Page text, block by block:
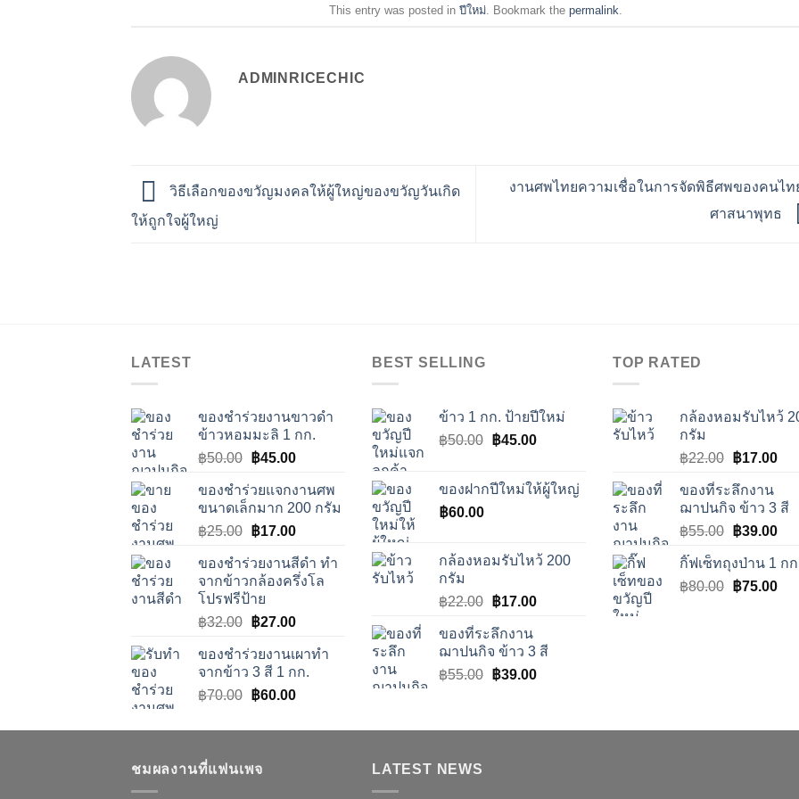
This entry was posted in ปีใหม่. Bookmark the permalink
ADMINRICECHIC
วิธีเลือกของขวัญมงคลให้ผู้ใหญ่ของขวัญวันเกิด
ให้ถูกใจผู้ใหญ่
งานศพไทยความเชื่อในการจัดพิธีศพของคนไท
ศาสนาพุทธ
LATEST
ของชำร่วยงานขาวดำ
ข้าวหอมมะลิ 1 กก.
฿50.00 Original
was:
฿50.00.
฿45.00Current
is:
฿45.00.
ของชำร่วยแจกงานศพ
ขนาดเล็กมาก 200 กรัม
฿25.00 Original
was:
฿25.00.
฿17.00Current
is:
฿17.00.
ของชำร่วยงานสีดำ ทำ
จากข้าวกล้องครึ่งโล
โปรฟรีป้าย
฿32.00 Original
was:
฿32.00.
฿27.00Current
is:
฿27.00.
ของชำร่วยงานเผาทำ
จากข้าว 3 สี 1 กก.
฿70.00 Original
was:
฿60.00Current
is:
BEST SELLING
ข้าว 1 กก. ป้ายปีใหม่
฿50.00 Original
฿50.00.
฿45.00Current
฿45.00.
ของฝากปีใหม่ให้ผู้ใหญ่
฿60.00
กล้องหอมรับไหว้ 200
กรัม
฿22.00 Original
was:
฿22.00.
฿17.00Current
฿17.00.
ของที่ระลึกงาน
ฌาปนกิจ ข้าว 3 สี
฿55.00 Original
฿55.00.
฿39.00Current
฿39.00.
TOP RATED
กล้องหอมรับไหว้
กรัม
฿22.00 Original
was:
฿22.00.
฿17.00
฿
ของที่ระลึกงาน
ฌาปนกิจ ข้าว 3 สี
฿55.00 Original
was:
฿55.00.
฿39.00
is:
฿
กิ๊ฟเซ็ทถุงป่าน 1 กก
฿80.00 Original
฿75.00
ชมผลงานที่แฟนเพจ LATEST NEWS